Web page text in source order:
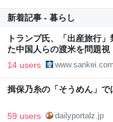
新着記事 - 暮らし
トランプ氏、「出産旅行
た中国人らの渡米を問題視
14 users www.sankei.com
揖保乃糸の「そうめん」
59 users dailyportalz.jp